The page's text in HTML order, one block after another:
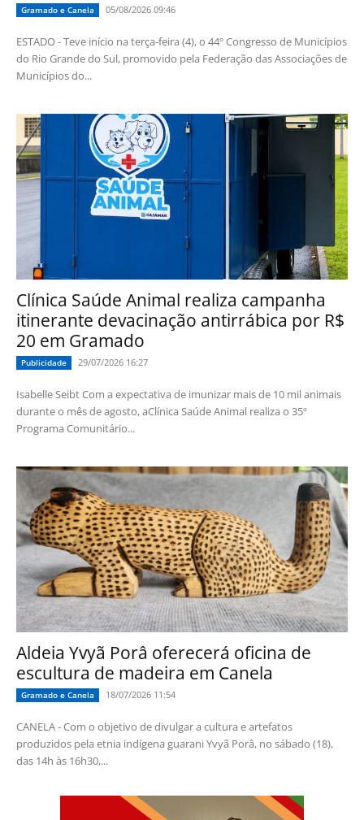
Gramado e Canela 05/08/2026 09:46
ESTADO - Teve início na terça-feira (4), o 44º Congresso de Municípios
do Rio Grande do Sul, promovido pela Federação das Associações de
Municípios do...
Clínica Saúde Animal realiza campanha
itinerante devacinação antirrábica por R$
20 em Gramado
Publicidade 29/07/2026 16:27
Isabelle Seibt Com a expectativa de imunizar mais de 10 mil animais
durante o mês de agosto, aClínica Saúde Animal realiza o 35º
Programa Comunitário...
Aldeia Yvyã Porâ oferecerá oficina de
escultura de madeira em Canela
Gramado e Canela 18/07/2026 11:54
CANELA - Com o objetivo de divulgar a cultura e artefatos
produzidos pela etnia indígena guarani Yvyã Porâ, no sábado (18),
das 14h às 16h30,...